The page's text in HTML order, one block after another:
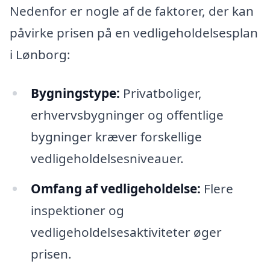
Nedenfor er nogle af de faktorer, der kan
påvirke prisen på en vedligeholdelsesplan
i Lønborg:
Bygningstype: Privatboliger,
erhvervsbygninger og offentlige
bygninger kræver forskellige
vedligeholdelsesniveauer.
Omfang af vedligeholdelse: Flere
inspektioner og
vedligeholdelsesaktiviteter øger
prisen.